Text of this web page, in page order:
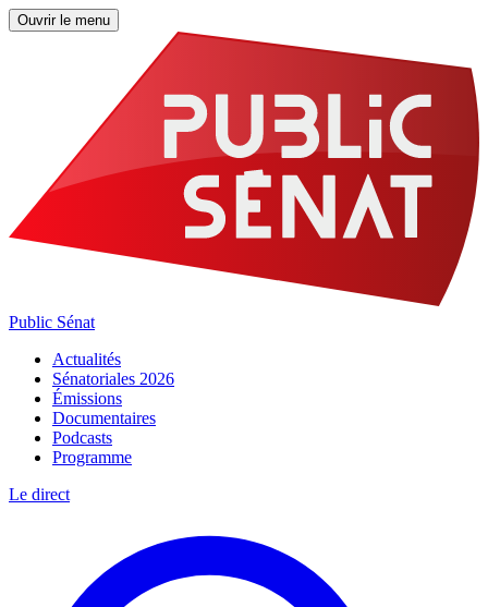
Ouvrir le menu
Public Sénat
Actualités
Sénatoriales 2026
Émissions
Documentaires
Podcasts
Programme
Le direct